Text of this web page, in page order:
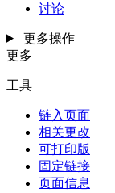
讨论
更多操作
更多
工具
链入页面
相关更改
可打印版
固定链接
页面信息